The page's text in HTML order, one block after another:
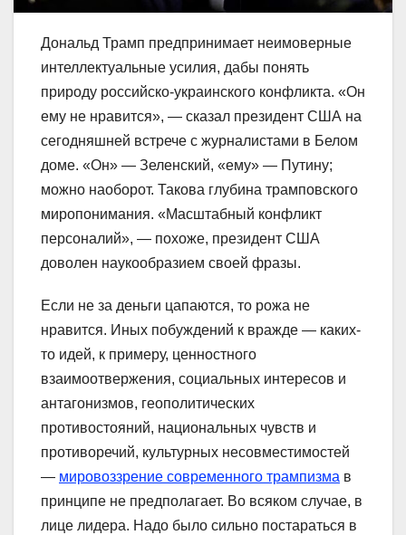
Дональд Трамп предпринимает неимоверные
интеллектуальные усилия, дабы понять
природу российско-украинского конфликта. «Он
ему не нравится», — сказал президент США на
сегодняшней встрече с журналистами в Белом
доме. «Он» — Зеленский, «ему» — Путину;
можно наоборот. Такова глубина трамповского
миропонимания. «Масштабный конфликт
персоналий», — похоже, президент США
доволен наукообразием своей фразы.
Если не за деньги цапаются, то рожа не
нравится. Иных побуждений к вражде — каких-
то идей, к примеру, ценностного
взаимоотвержения, социальных интересов и
антагонизмов, геополитических
противостояний, национальных чувств и
противоречий, культурных несовместимостей
— мировоззрение современного трампизма в
принципе не предполагает. Во всяком случае, в
лице лидера. Надо было сильно постараться в